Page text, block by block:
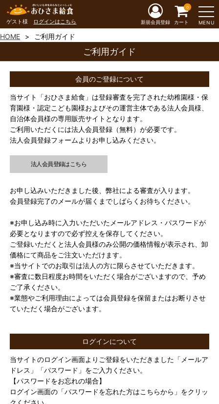
ゲスト様 ログインはこちら MENU
新規会員登録 カート
0
HOME ご利用ガイド
ご利用ガイド
会員のご登録について
当サイト「おひさま給食」は登録審査を完了された幼稚園様・保
育園様・認定こども園様およびその運営主体である法人会員様、
自治体会員様の専用販売サイトとなります。
ご利用いただくには法人会員登録（無料）が必要です。
法人会員登録フォームよりお申し込みください。
法人会員登録はこちら
お申し込みいただきました後、弊社による審査が入ります。
会員登録完了のメールが届くまでしばらくお待ちください。
※お申し込み時に入力いただいたメールアドレス・パスワードが
必要となりますので必ず控えを保存してください。
ご登録いただくと法人会員様のみ公開の価格情報が表示され、卸
価格にて商品をご注文いただけます。
※当サイトでのお取引は法人の方に限らさせていただきます。
※審査に数日程度お時間をいただく場合がございますので、予め
ご了承ください。
※業態やご利用理由によっては会員登録を保留またはお断りさせ
ていただく場合がございます。
ログインについて
当サイトのログイン画面よりご登録をいただきました「メールア
ドレス」「パスワード」をご入力ください。
【パスワードをお忘れの場合】
ログイン画面の「パスワードを忘れた方はこちらから」をクリッ
クください。